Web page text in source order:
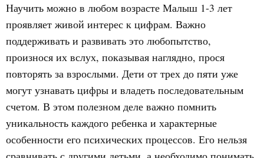
Научить можно в любом возрасте Малыш 1-3 лет
проявляет живой интерес к цифрам. Важно
поддерживать и развивать это любопытство,
произнося их вслух, показывая наглядно, прося
повторять за взрослыми. Дети от трех до пяти уже
могут узнавать цифры и владеть последовательным
счетом. В этом полезном деле важно помнить
уникальность каждого ребенка и характерные
особенности его психических процессов. Его нельзя